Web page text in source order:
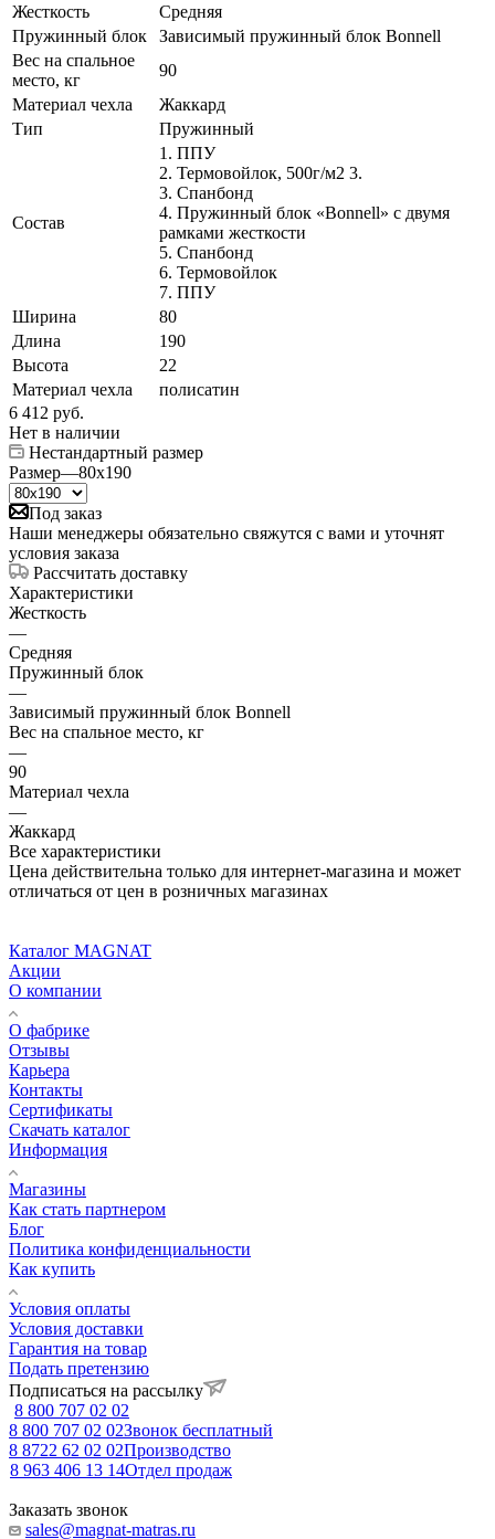
Жесткость
Средняя
Пружинный блок
Зависимый пружинный блок Bonnell
Вес на спальное
место, кг
90
Материал чехла
Жаккард
Тип
Пружинный
Состав
1. ППУ
2. Термовойлок, 500г/м2 3.
3. Спанбонд
4. Пружинный блок «Bonnell» с двумя
рамками жесткости
5. Спанбонд
6. Термовойлок
7. ППУ
Ширина
80
Длина
190
Высота
22
Материал чехла
полисатин
6 412 руб.
Нет в наличии
Нестандартный размер
Размер—80x190
Под заказ
Наши менеджеры обязательно свяжутся с вами и уточнят
условия заказа
Рассчитать доставку
Характеристики
Жесткость
—
Средняя
Пружинный блок
—
Зависимый пружинный блок Bonnell
Вес на спальное место, кг
—
90
Материал чехла
—
Жаккард
Все характеристики
Цена действительна только для интернет-магазина и может
отличаться от цен в розничных магазинах
Каталог MAGNAT
Акции
О компании
О фабрике
Отзывы
Карьера
Контакты
Сертификаты
Скачать каталог
Информация
Магазины
Как стать партнером
Блог
Политика конфиденциальности
Как купить
Условия оплаты
Условия доставки
Гарантия на товар
Подать претензию
Подписаться на рассылку
8 800 707 02 02
8 800 707 02 02Звонок бесплатный
8 8722 62 02 02Производство
8 963 406 13 14Отдел продаж
Заказать звонок
sales@magnat-matras.ru